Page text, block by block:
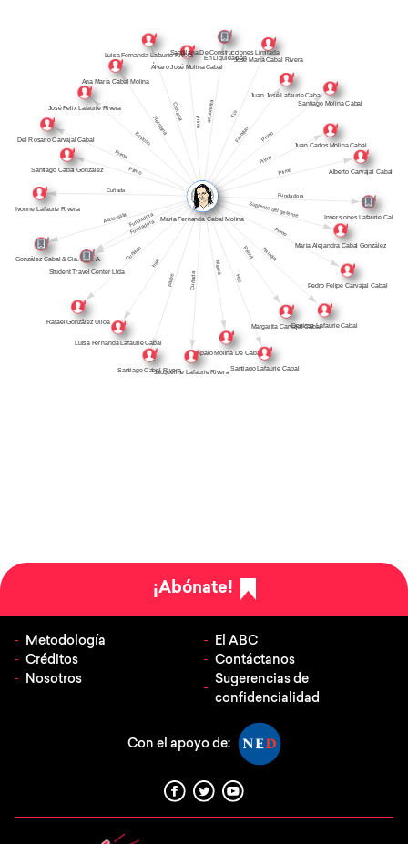
¡Abónate!
Metodología
El ABC
Créditos
Contáctanos
Nosotros
Sugerencias de
confidencialidad
Con el apoyo de: